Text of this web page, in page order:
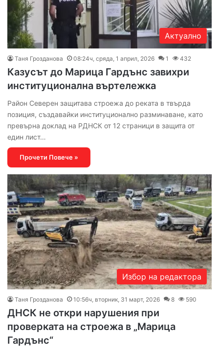
Актуално
Таня Грозданова 08:24ч, сряда, 1 април, 2026 1 432
Казусът до Марица Гардънс завихри
институционална въртележка
Район Северен защитава строежа до реката в твърда
позиция, създавайки институционално разминаване, като
превърна доклад на РДНСК от 12 страници в защита от
един лист…
Прочети Повече »
Избор на редактора
Таня Грозданова 10:56ч, вторник, 31 март, 2026 8 590
ДНСК не откри нарушения при
проверката на строежа в „Марица
Гардънс“